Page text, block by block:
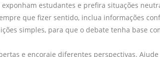
estudantes e prefira situações
que fizer sentido, inclua informações
simples, para que o debate tenha base
e encoraje diferentes perspectivas. Ajude